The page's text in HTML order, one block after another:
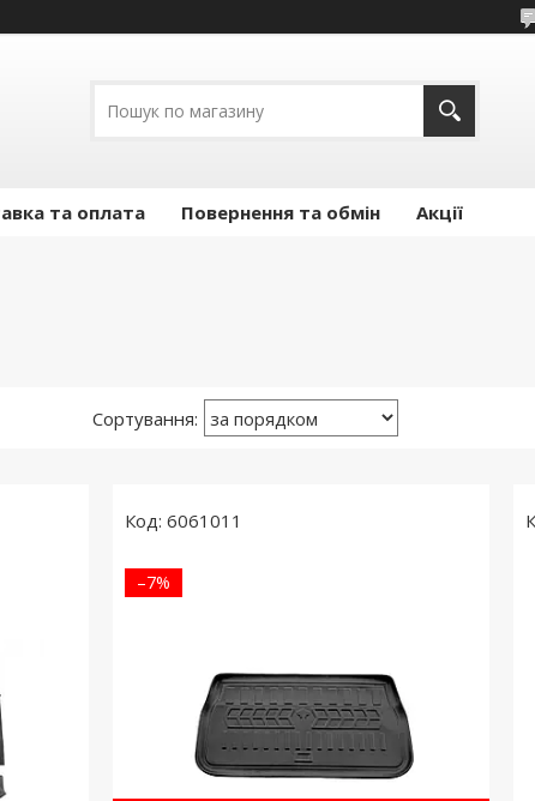
та оплата Повернення та обмін Акції
6061011
–7%